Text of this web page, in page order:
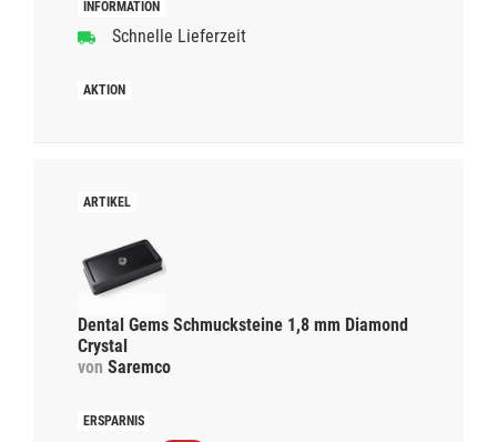
Schnelle Lieferzeit
Dental Gems Schmucksteine 1,8 mm Diamond
Crystal
von Saremco